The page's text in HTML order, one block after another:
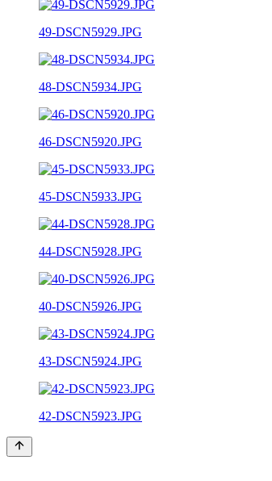
49-DSCN5929.JPG
48-DSCN5934.JPG
46-DSCN5920.JPG
45-DSCN5933.JPG
44-DSCN5928.JPG
40-DSCN5926.JPG
43-DSCN5924.JPG
42-DSCN5923.JPG